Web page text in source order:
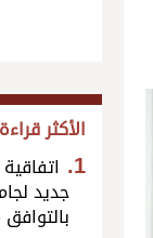
الأكثر قراءة
جديد